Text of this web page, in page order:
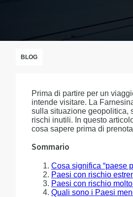
BLOG
Prima di partire per un
intende visitare. La
sulla situazione geopolitica,
rischi inutili. In questo
cosa sapere prima di
Sommario
Cosa significa “paese
Paesi con rischio
Paesi con rischio
Quali sono i Paesi